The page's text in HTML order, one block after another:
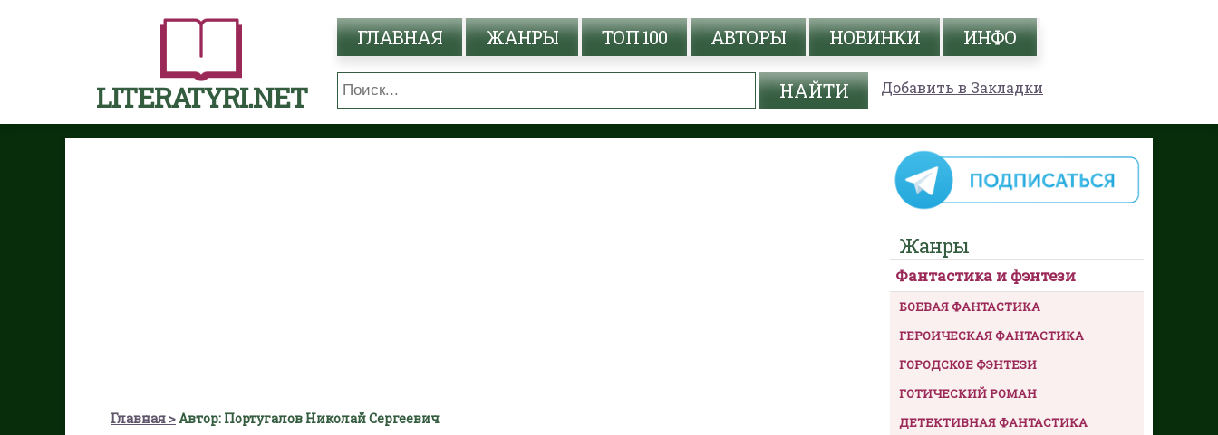
LITERATYRI.NET
ГЛАВНАЯ ЖАНРЫ ТОП 100 АВТОРЫ НОВИНКИ ИНФО
Добавить в Закладки
Главная Автор: Португалов Николай Сергеевич
Жанры
Фантастика и фэнтези
БОЕВАЯ ФАНТАСТИКА
ГЕРОИЧЕСКАЯ ФАНТАСТИКА
ГОРОДСКОЕ ФЭНТЕЗИ
ГОТИЧЕСКИЙ РОМАН
ДЕТЕКТИВНАЯ ФАНТАСТИКА